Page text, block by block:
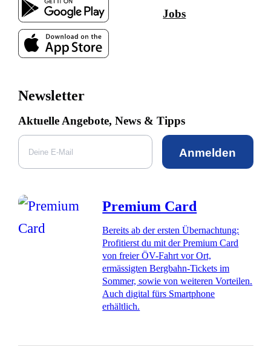
Jobs
Newsletter
Aktuelle Angebote, News & Tipps
Anmelden
Premium Card
Bereits ab der ersten Übernachtung:
Profitierst du mit der Premium Card
von freier ÖV-Fahrt vor Ort,
ermässigten Bergbahn-Tickets im
Sommer, sowie von weiteren Vorteilen.
Auch digital fürs Smartphone
erhältlich.